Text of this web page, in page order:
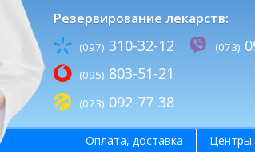
Резервирование лекарств:
(097) 310-32-12
(095) 803-51-21
(073) 092-77-38
(073)
Оплата, доставка Центры